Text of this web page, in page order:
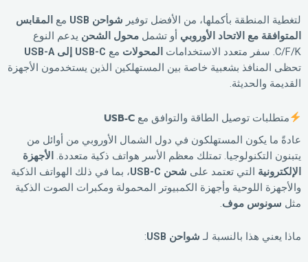
لتغطية المنطقة بأكملها، من الأفضل توفير شواحن USB مع المقابس
المتوافقة مع الاتحاد الأوروبي أو تشمل محول الشحن يدعم النوع
C/F/K. سفر متعدد الاستخدامات
المحولات مع USB-C إلى USB-A
تحظى المنافذ بشعبية خاصة بين المستهلكين الذين يستخدمون الأجهزة
القديمة والحديثة.
متطلبات توصيل الطاقة والتوافق مع USB-C
عادةً ما يكون المستهلكون في دول الشمال الأوروبي من أوائل من
يتبنون التكنولوجيا. تمتلك معظم الأسر هواتف ذكية متعددة. الأجهزة
الإلكترونية التي تعتمد على شحن USB-C
، بما في ذلك الهواتف الذكية
والأجهزة اللوحية وأجهزة الكمبيوتر المحمولة ومكبرات الصوت الذكية
مثل سونوس موف.
ماذا يعني هذا بالنسبة لـ شواحن USB :